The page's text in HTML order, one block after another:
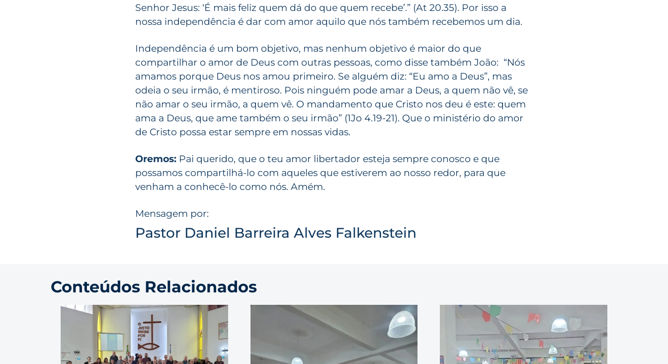
Senhor Jesus: ‘É mais feliz quem dá do que quem recebe’.” (At 20.35). Por isso a
nossa independência é dar com amor aquilo que nós também recebemos um dia.
Independência é um bom objetivo, mas nenhum objetivo é maior do que
compartilhar o amor de Deus com outras pessoas, como disse também João: “Nós
amamos porque Deus nos amou primeiro. Se alguém diz: “Eu amo a Deus”, mas
odeia o seu irmão, é mentiroso. Pois ninguém pode amar a Deus, a quem não vê, se
não amar o seu irmão, a quem vê. O mandamento que Cristo nos deu é este: quem
ama a Deus, que ame também o seu irmão” (1Jo 4.19-21). Que o ministério do amor
de Cristo possa estar sempre em nossas vidas.
Oremos: Pai querido, que o teu amor libertador esteja sempre conosco e que
possamos compartilhá-lo com aqueles que estiverem ao nosso redor, para que
venham a conhecê-lo como nós. Amém.
Mensagem por:
Pastor Daniel Barreira Alves Falkenstein
Conteúdos Relacionados